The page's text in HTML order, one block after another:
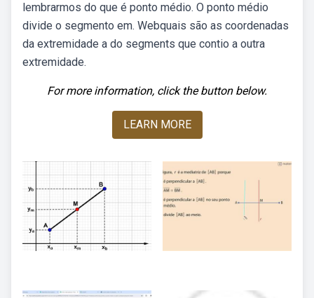
lembrarmos do que é ponto médio. O ponto médio
divide o segmento em. Webquais são as coordenadas
da extremidade a do segments que contio a outra
extremidade.
For more information, click the button below.
LEARN MORE